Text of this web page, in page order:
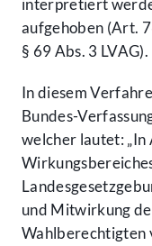
interpretiert
aufgehoben (Art.
§ 69 Abs. 3 LVAG).
In diesem
Bundes-
welcher lautet: „In
und Mitwirkung
Wahlberechtigten